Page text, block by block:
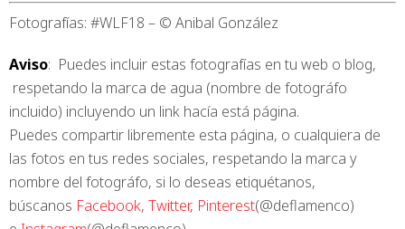
Fotografías: #WLF18 – © Anibal González
Aviso: Puedes incluir estas fotografías en tu web o blog,
respetando la marca de agua (nombre de fotográfo
incluido) incluyendo un link hacía está página.
Puedes compartir libremente esta página, o cualquiera de
las fotos en tus redes sociales, respetando la marca y
nombre del fotográfo, si lo deseas etiquétanos,
búscanos Facebook, Twitter, Pinterest(@deflamenco)